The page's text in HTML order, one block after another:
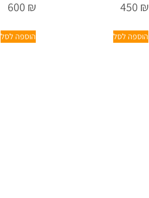
450 ₪
הוספה לסל
600 ₪
הוספה לסל